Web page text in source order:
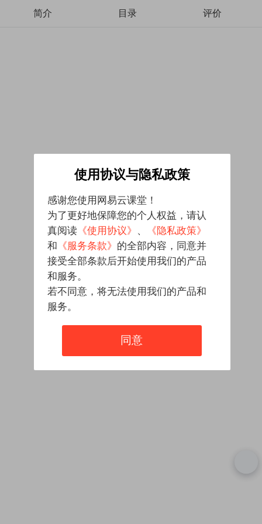
简介 目录 评价
使用协议与隐私政策
感谢您使用网易云课堂！
为了更好地保障您的个人权益，请认
真阅读 《使用协议》 、
《隐私政策》
和 《服务条款》 的全部内容，同意并
接受全部条款后开始使用我们的产品
和服务。
若不同意，将无法使用我们的产品和
服务。
同意